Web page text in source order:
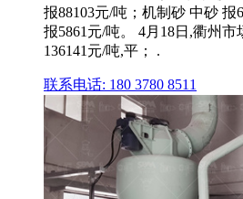
报88103元/吨；机制砂 中砂 报
报5861元/吨。 4月18日,衢州
136141元/吨,平； .
联系电话: 180 3780 8511